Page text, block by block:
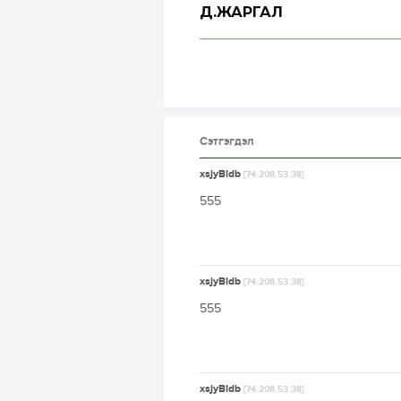
Д.ЖАРГАЛ
Сэтгэгдэл
xsjyBldb [74.208.53.38]
555
xsjyBldb [74.208.53.38]
555
xsjyBldb [74.208.53.38]